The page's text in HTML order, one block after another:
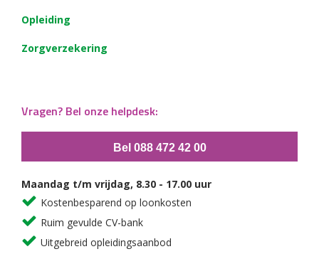
Opleiding
Zorgverzekering
Vragen? Bel onze helpdesk:
Bel 088 472 42 00
Maandag t/m vrijdag, 8.30 - 17.00 uur
Kostenbesparend op loonkosten
Ruim gevulde CV-bank
Uitgebreid opleidingsaanbod